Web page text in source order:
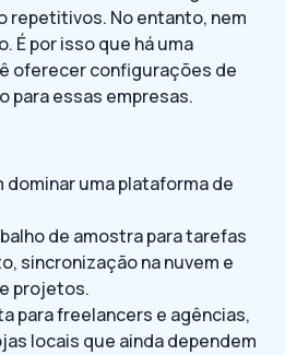
repetitivos. No entanto, nem
É por isso que há uma
oferecer configurações de
para essas empresas.
uma plataforma de
de amostra para tarefas
sincronização na nuvem e
projetos.
para freelancers e agências,
locais que ainda dependem